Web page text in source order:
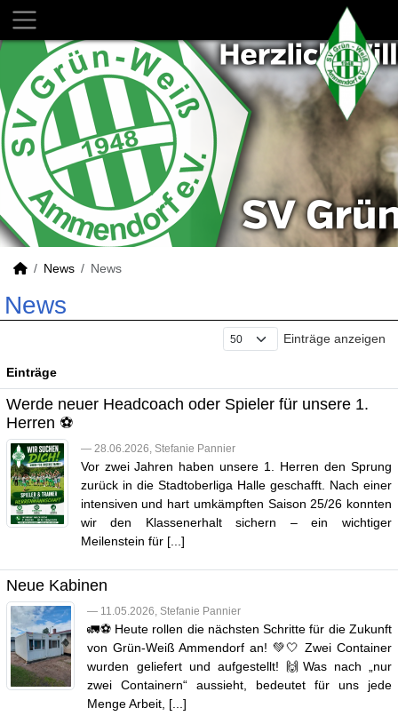
News News
News
Einträge anzeigen
Einträge
Werde neuer Headcoach oder Spieler für unsere 1.
Herren ⚽️
— 28.06.2026, Stefanie Pannier
Vor zwei Jahren haben unsere 1. Herren den Sprung
zurück in die Stadtoberliga Halle geschafft. Nach einer
intensiven und hart umkämpften Saison 25/26 konnten
wir den Klassenerhalt sichern – ein wichtiger
Meilenstein für [...]
Neue Kabinen
— 11.05.2026, Stefanie Pannier
🚛⚽️ Heute rollen die nächsten Schritte für die Zukunft
von Grün-Weiß Ammendorf an! 💚🤍 Zwei Container
wurden geliefert und aufgestellt! 🙌Was nach „nur
zwei Containern“ aussieht, bedeutet für uns jede
Menge Arbeit, [...]